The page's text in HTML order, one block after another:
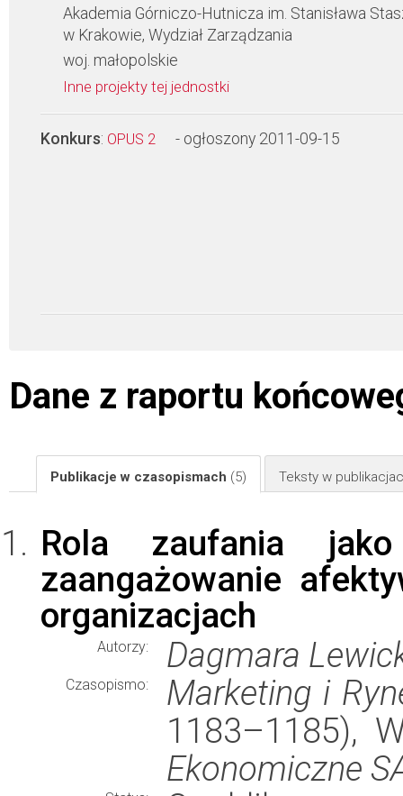
Akademia Górniczo-Hutnicza im. Stanisława
w Krakowie, Wydział Zarządzania
woj. małopolskie
Inne projekty tej jednostki
Konkurs: OPUS 2 - ogłoszony 2011-09-15
Dane z raportu
Publikacje w czasopismach (5) Teksty w
Rola zaufania jako
zaangażowanie
organizacjach
Autorzy: Dagmara
Czasopismo:
Marketing i
1183–1185),
Ekonomiczne